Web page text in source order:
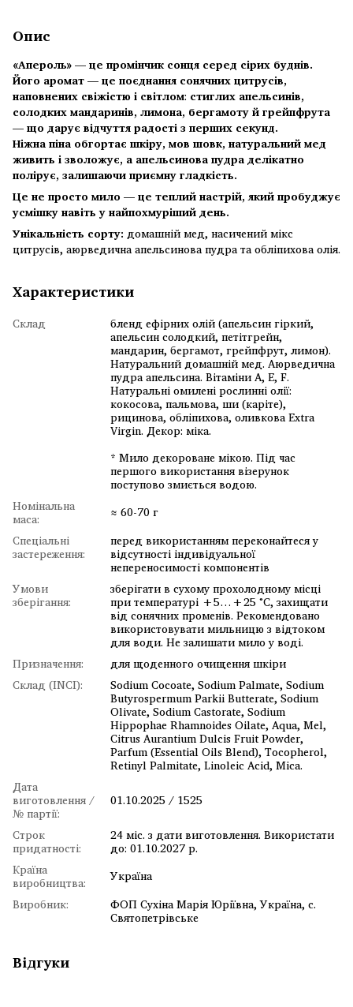
Опис
«Апероль» — це промінчик сонця серед сірих буднів.
Його аромат — це поєднання сонячних цитрусів,
наповнених свіжістю і світлом: стиглих апельсинів,
солодких мандаринів, лимона, бергамоту й грейпфрута
— що дарує відчуття радості з перших секунд.
Ніжна піна обгортає шкіру, мов шовк, натуральний мед
живить і зволожує, а апельсинова пудра делікатно
полірує, залишаючи приємну гладкість.
Це не просто мило — це теплий настрій, який пробуджує
усмішку навіть у найпохмуріший день.
Унікальність сорту: домашній мед, насичений мікс
цитрусів, аюрведична апельсинова пудра та обліпихова олія.
Характеристики
Склад бленд ефірних олій (апельсин гіркий,
апельсин солодкий, петітгрейн,
мандарин, бергамот, грейпфрут, лимон).
Натуральний домашній мед. Аюрведична
пудра апельсина. Вітаміни А, Е, F.
Натуральні омилені рослинні олії:
кокосова, пальмова, ши (каріте),
рицинова, обліпихова, оливкова Extra
Virgin. Декор: міка.
* Мило декороване мікою. Під час
першого використання візерунок
поступово змиється водою.
Номінальна
маса:
≈ 60-70 г
Спеціальні
застереження:
перед використанням переконайтеся у
відсутності індивідуальної
непереносимості компонентів
Умови
зберігання:
зберігати в сухому прохолодному місці
при температурі +5…+25 °C, захищати
від сонячних променів. Рекомендовано
використовувати мильницю з відтоком
для води. Не залишати мило у воді.
Призначення:
для щоденного очищення шкіри
Склад (INCI):
Sodium Cocoate, Sodium Palmate, Sodium
Butyrospermum Parkii Butterate, Sodium
Olivate, Sodium Castorate, Sodium
Hippophae Rhamnoides Oilate, Aqua, Mel,
Citrus Aurantium Dulcis Fruit Powder,
Parfum (Essential Oils Blend), Tocopherol,
Retinyl Palmitate, Linoleic Acid, Mica.
Дата
виготовлення /
№ партії:
01.10.2025 / 1525
Строк
придатності:
24 міс. з дати виготовлення. Використати
до: 01.10.2027 р.
Країна
виробництва:
Україна
Виробник:
ФОП Сухіна Марія Юріївна, Україна, с.
Святопетрівське
Відгуки